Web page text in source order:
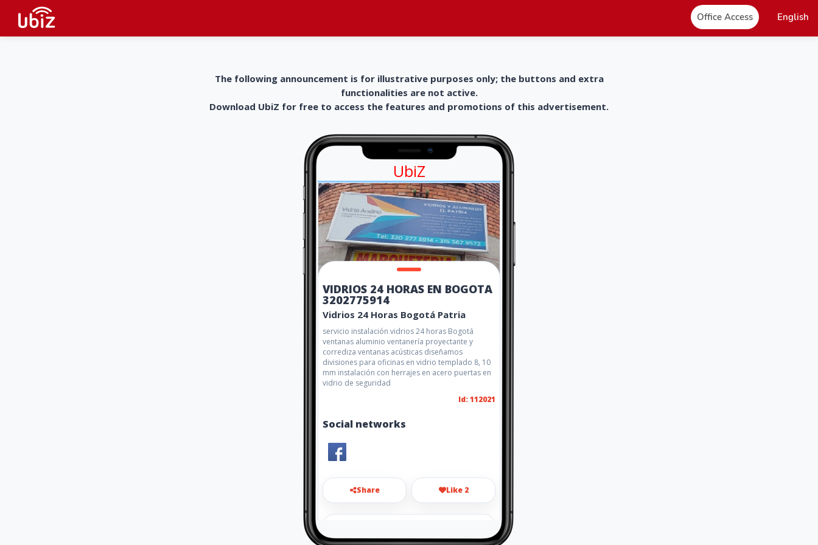
Office Access English
The following announcement is for illustrative purposes only; the buttons and extra
functionalities are not active.
Download UbiZ for free to access the features and promotions of this advertisement.
UbiZ
VIDRIOS 24 HORAS EN BOGOTA
3202775914
Vidrios 24 Horas Bogotá Patria
servicio instalación vidrios 24 horas Bogotá
ventanas aluminio ventanería proyectante y
corrediza ventanas acústicas diseñamos
divisiones para oficinas en vidrio templado 8, 10
mm instalación con herrajes en acero puertas en
vidrio de seguridad
Id: 112021
Social networks
Share Like 2